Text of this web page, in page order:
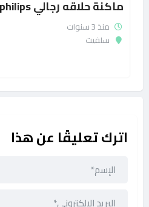
ماكنة حلاقه رجالي philips
منذ 3 سنوات
سلفيت
اترك تعليقًا عن هذا